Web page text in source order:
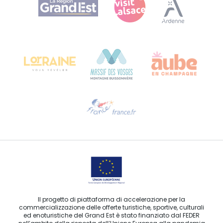
Bureau de Colmar (sede operativa)
Contattaci per e-mail
Il progetto di piattaforma di accelerazione per la
commercializzazione delle offerte turistiche, sportive, culturali
ed enoturistiche del Grand Est è stato finanziato dal FEDER